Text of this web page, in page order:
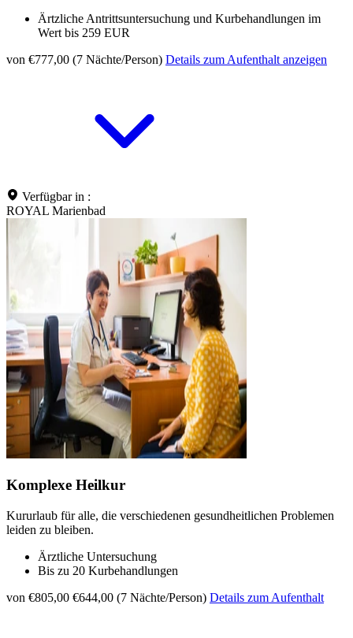
Ärtzliche Antrittsuntersuchung und Kurbehandlungen im
Wert bis 259 EUR
von €777,00 (7 Nächte/Person) Details zum Aufenthalt anzeigen
Verfügbar in :
ROYAL Marienbad
Komplexe Heilkur
Kururlaub für alle, die verschiedenen gesundheitlichen Problemen
leiden zu bleiben.
Ärztliche Untersuchung
Bis zu 20 Kurbehandlungen
von €805,00 €644,00 (7 Nächte/Person) Details zum Aufenthalt